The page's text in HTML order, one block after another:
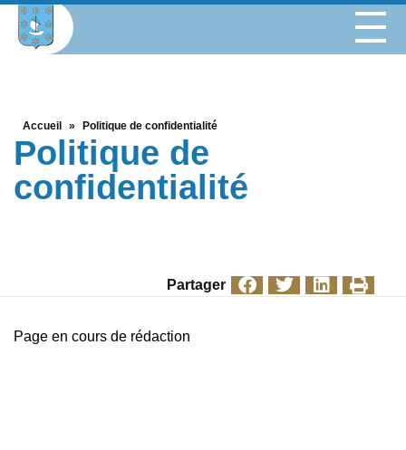
Accueil » Politique de confidentialité
Politique de
confidentialité
Partager
Page en cours de rédaction